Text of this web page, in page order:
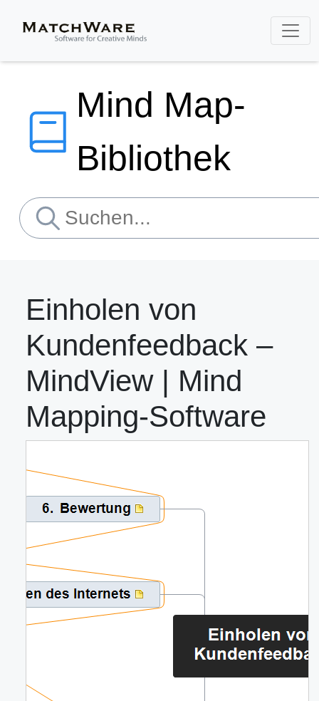
Mind Map-
Bibliothek
Einholen von
Kundenfeedback –
MindView | Mind
Mapping-Software